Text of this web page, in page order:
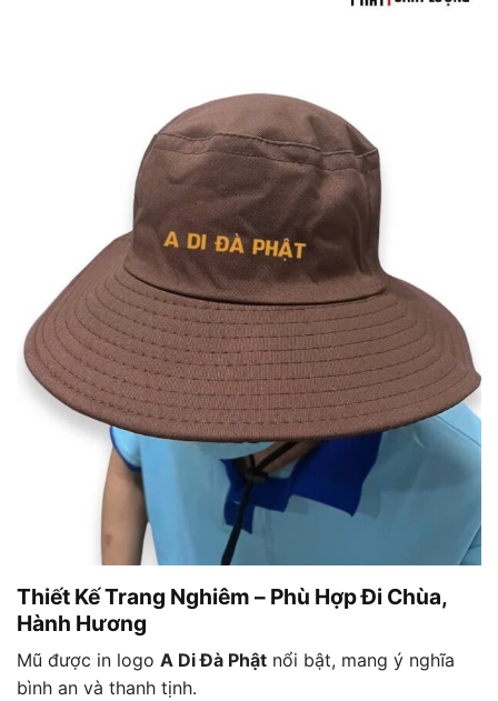
Thiết Kế Trang Nghiêm – Phù Hợp Đi Chùa,
Hành Hương
Mũ được in logo A Di Đà Phật nổi bật, mang ý nghĩa
bình an và thanh tịnh.